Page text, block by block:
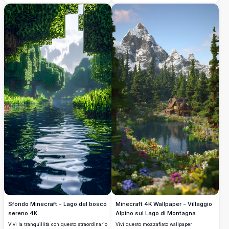
cattura l'essenza di una tranquilla notte
d'inverno nel mondo di Minecraft,
completa di un tranquillo fiume e alberi
luminosi.
risoluzione cattura la magica interazione
di luce e ombre tra alberi imponenti,
creando un'atmosfera boschiva serena e
coinvolgente.
Sfondo Minecraft - Lago del bosco
sereno 4K
Vivi la tranquillità con questo straordinario
Minecraft 4K Wallpaper - Villaggio
Alpino sul Lago di Montagna
Vivi questo mozzafiato wallpaper